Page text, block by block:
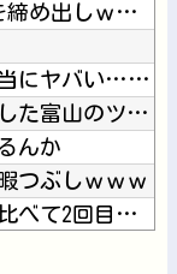
ヨーロッパが中国製メガソーラーを締め出しｗｗｗ
【閲覧注意】 女さん「私の村、本当にヤバい…これ見て…」（衝...
【動画】 自動ドアの仕組みを理解した富山のツバメが賢い。
んか
つぶしｗｗｗ
ホロライブ「さくらみこ」1回目に比べて2回目のソロライブ告知...